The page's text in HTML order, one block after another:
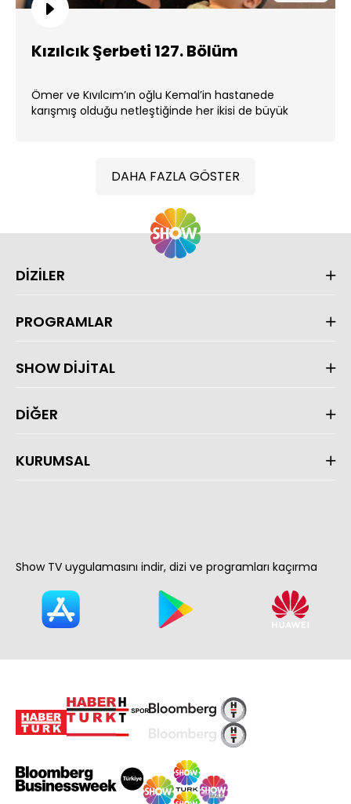
Kızılcık Şerbeti 127. Bölüm
Ömer ve Kıvılcım’ın oğlu Kemal’in hastanede
karışmış olduğu netleştiğinde her ikisi de büyük
DAHA FAZLA GÖSTER
DİZİLER
PROGRAMLAR
SHOW DİJİTAL
DİĞER
KURUMSAL
Show TV uygulamasını indir, dizi ve programları kaçırma